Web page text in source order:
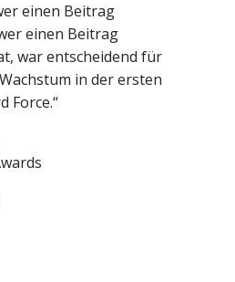
einen Beitrag
einen Beitrag
war entscheidend für
in der ersten
Force.“